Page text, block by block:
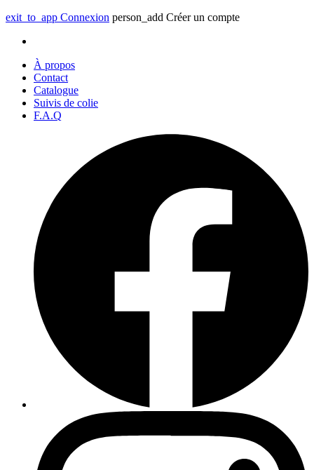
exit_to_app Connexion person_add Créer un compte
À propos
Contact
Catalogue
Suivis de colie
F.A.Q